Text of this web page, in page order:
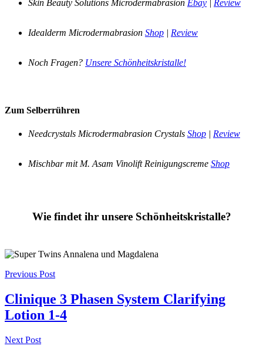
Skin Beauty Solutions Microdermabrasion Ebay | Review
Idealderm Microdermabrasion Shop | Review
Noch Fragen? Unsere Schönheitskristalle!
Zum Selberrühren
Needcrystals Microdermabrasion Crystals Shop | Review
Mischbar mit M. Asam Vinolift Reinigungscreme Shop
Wie findet ihr unsere Schönheitskristalle?
Post
navigation
Previous Post
Clinique 3 Phasen System Clarifying
Lotion 1-4
Next Post